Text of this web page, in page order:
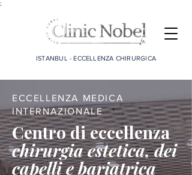
;
ISTANBUL - ECCELLENZA CHIRURGICA
ECCELLENZA MEDICA
INTERNAZIONALE
Centro di eccellenza
chirurgia estetica, dei
capelli e bariatrica